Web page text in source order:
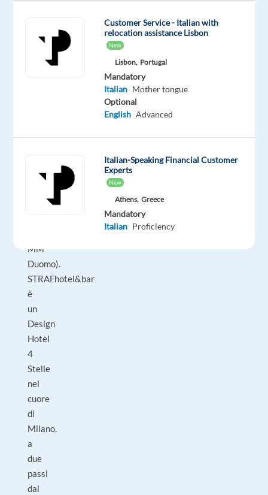
Periodo:
Sede:
STRAFhotel&bar
(Milano
MM
Duomo).
STRAFhotel&bar
è
un
Design
Hotel
4
Stelle
nel
cuore
di
Milano,
a
due
passi
dal
Customer Service - Italian with
relocation assistance Lisbon
New
Lisbon, Portugal
Mandatory
Italian Mother tongue
Optional
English Advanced
Italian-Speaking Financial Customer
Experts
New
Athens, Greece
Mandatory
Italian Proficiency